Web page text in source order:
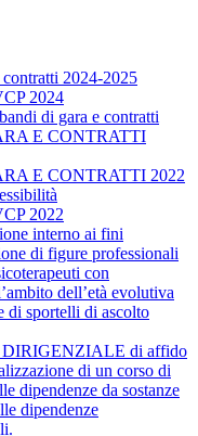
2024-2025
2024
di gara e contratti
E CONTRATTI
E CONTRATTI 2022
2022
interno ai fini
di figure professionali
con
dell’età evolutiva
di sportelli di ascolto
di affido
di un corso di
dipendenze da sostanze
dipendenze